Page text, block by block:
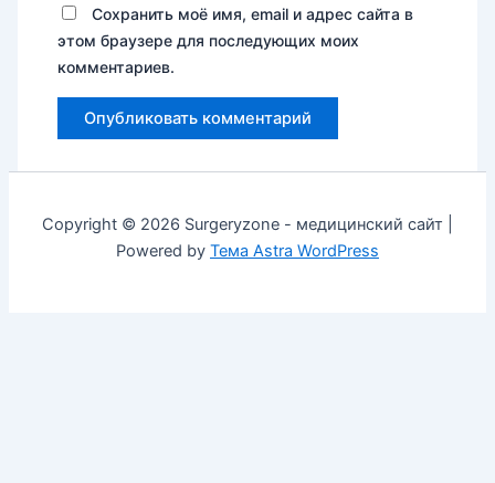
Сохранить моё имя, email и адрес сайта в
этом браузере для последующих моих
комментариев.
Copyright © 2026 Surgeryzone - медицинский сайт |
Powered by Тема Astra WordPress